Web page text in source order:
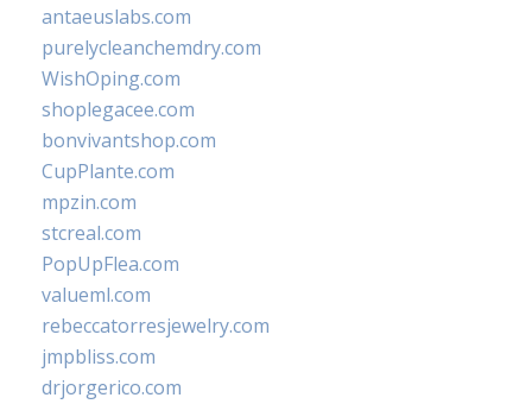
antaeuslabs.com
purelycleanchemdry.com
WishOping.com
shoplegacee.com
bonvivantshop.com
CupPlante.com
mpzin.com
stcreal.com
PopUpFlea.com
valueml.com
rebeccatorresjewelry.com
jmpbliss.com
drjorgerico.com